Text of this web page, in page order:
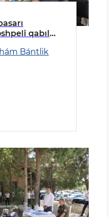
qabıl
Bántlik